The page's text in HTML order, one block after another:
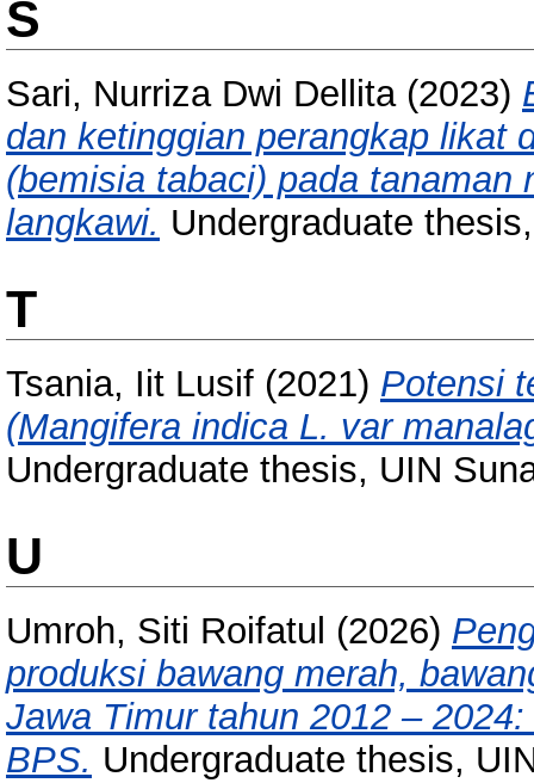
S
Sari, Nurriza Dwi Dellita(2023)
dan ketinggian perangkap likat
(bemisia tabaci) pada
langkawi. Undergraduate
T
Tsania, Iit Lusif (2021) Potensi
(Mangifera indica L. var
Undergraduate thesis, UIN
U
Umroh, Siti Roifatul (2026)
produksi bawang merah,
Jawa Timur tahun 2012 –
BPS. Undergraduate thesis,